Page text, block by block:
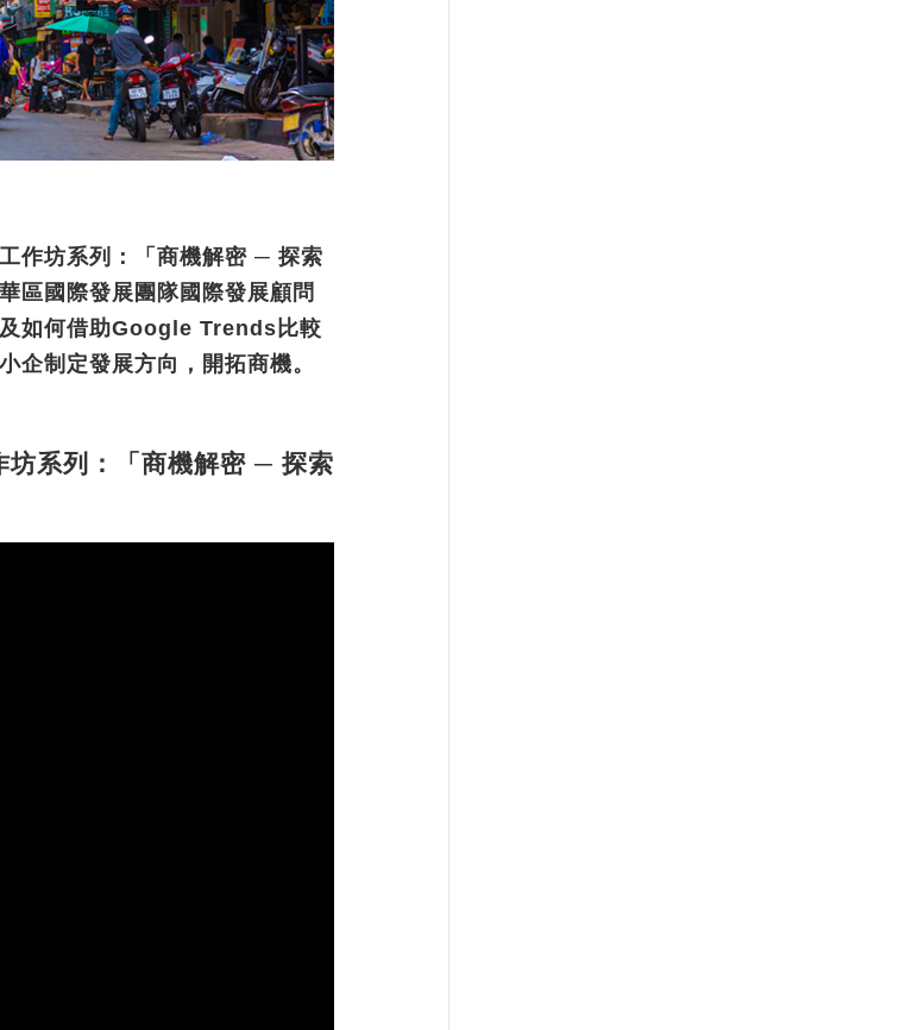
作坊系列：「商機解密 ─ 探索
區國際發展團隊國際發展顧問
如何借助Google Trends比較
企制定發展方向，開拓商機。
系列：「商機解密 ─ 探索